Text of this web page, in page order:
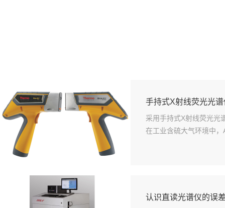
手持式X射线荧光光
采用手持式X射线荧光光
在工业含硫大气环境中
认识直读光谱仪的误